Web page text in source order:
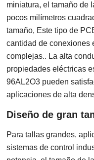
miniatura, el tamaño de
pocos milímetros
tamaño, Este tipo de
cantidad de conexiones
complejas.. La alta
propiedades eléctricas
96AL2O3 pueden
aplicaciones de alta
Diseño de gran
Para tallas grandes,
sistemas de control